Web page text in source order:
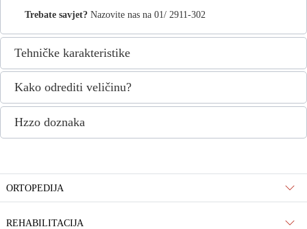
ORTOPEDIJA
REHABILITACIJA
Trebate savjet? Nazovite nas na 01/ 2911-302
Tehničke karakteristike
Kako odrediti veličinu?
Hzzo doznaka